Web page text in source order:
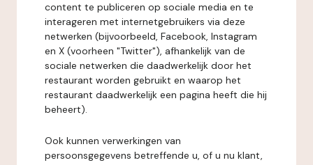
content te publiceren op sociale media en te
interageren met internetgebruikers via deze
netwerken (bijvoorbeeld, Facebook, Instagram
en X (voorheen "Twitter"), afhankelijk van de
sociale netwerken die daadwerkelijk door het
restaurant worden gebruikt en waarop het
restaurant daadwerkelijk een pagina heeft die hij
beheert).
Ook kunnen verwerkingen van
persoonsgegevens betreffende u, of u nu klant,